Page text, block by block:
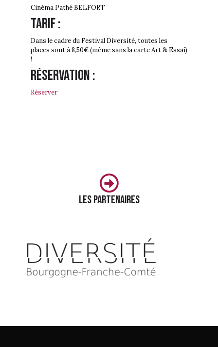
Cinéma Pathé BELFORT
Tarif :
Dans le cadre du Festival Diversité, toutes les
places sont à 8,50€ (même sans la carte Art & Essai)
!
Réservation :
Réserver
Les partenaires